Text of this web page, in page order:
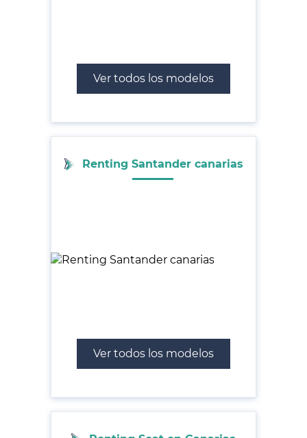
Ver todos los modelos
Renting Santander canarias
Ver todos los modelos